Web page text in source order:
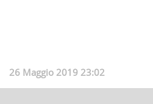
26 Maggio 2019 23:02